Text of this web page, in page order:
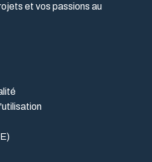
et vos passions au